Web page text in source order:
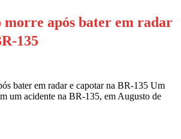
morre após bater em radar
135
bater em radar e capotar na BR-135 Um
um acidente na BR-135, em Augusto de